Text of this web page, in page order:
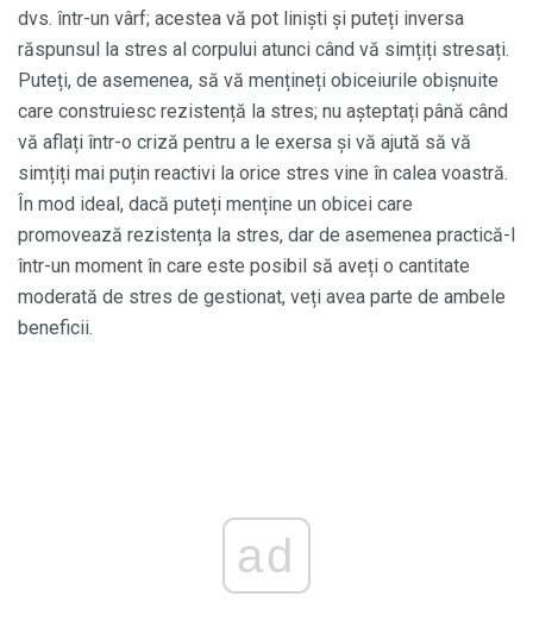
dvs. într-un vârf; acestea vă pot liniști și puteți inversa
răspunsul la stres al corpului atunci când vă simțiți stresați.
Puteți, de asemenea, să vă mențineți obiceiurile obișnuite
care construiesc rezistență la stres; nu așteptați până când
vă aflați într-o criză pentru a le exersa și vă ajută să vă
simțiți mai puțin reactivi la orice stres vine în calea voastră.
În mod ideal, dacă puteți menține un obicei care
promovează rezistența la stres, dar de asemenea practică-l
într-un moment în care este posibil să aveți o cantitate
moderată de stres de gestionat, veți avea parte de ambele
beneficii.
ad